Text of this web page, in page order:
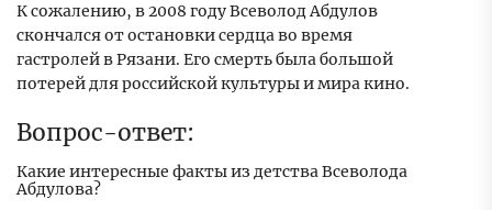
К сожалению, в 2008 году Всеволод Абдулов
скончался от остановки сердца во время
гастролей в Рязани. Его смерть была большой
потерей для российской культуры и мира кино.
Вопрос-ответ:
Какие интересные факты из детства Всеволода
Абдулова?